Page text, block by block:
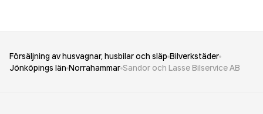
Försäljning av husvagnar, husbilar och släp Bilverkstäder
Jönköpings län Norrahammar Sandor och Lasse Bilservice AB